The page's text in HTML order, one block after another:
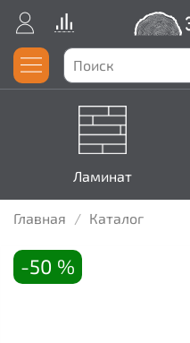
Ламинат
Главная Каталог
-50 %